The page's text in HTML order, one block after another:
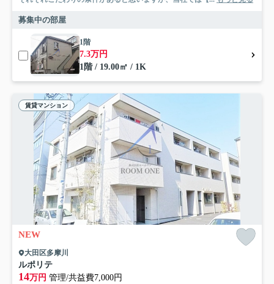
募集中の部屋
1階
7.3万円
1階 / 19.00㎡ / 1K
賃貸マンション
NEW
大田区多摩川
ルポリテ
14万円 管理/共益費7,000円